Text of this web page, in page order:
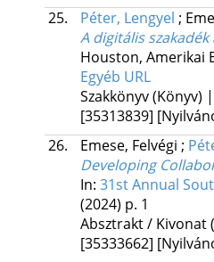
25.
Péter, Lengyel ;
A digitális
Houston, Amerikai
Egyéb URL
Szakkönyv (Könyv)
[35313839]
26.
Emese, Felvégi ;
Developing
In: 31st Annual
(2024) p. 1
Absztrakt / Kivonat
[35333662]